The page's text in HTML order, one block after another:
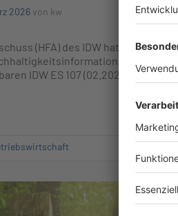
2026von kw
(HFA) des IDW hat den
(IDW ES
IDW ES 107 (02.2026) […]